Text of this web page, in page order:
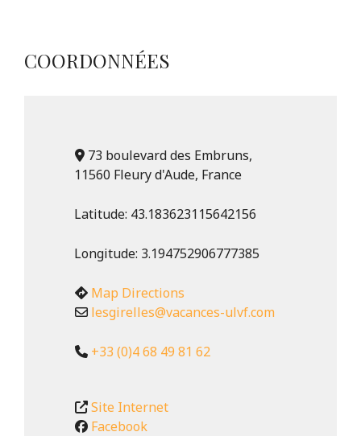
COORDONNÉES
73 boulevard des Embruns,
11560 Fleury d'Aude, France
Latitude: 43.183623115642156
Longitude: 3.194752906777385
Map Directions
lesgirelles@vacances-ulvf.com
+33 (0)4 68 49 81 62
Site Internet
Facebook